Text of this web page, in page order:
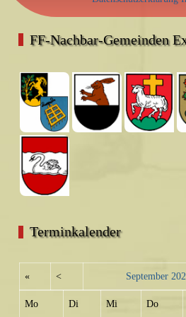
FF-Nachbar-Gemeinden
Terminkalender
« < September
Mo Di Mi Do